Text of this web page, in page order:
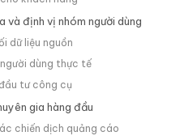
và định vị nhóm người dùng
dữ liệu nguồn
dùng thực tế
tư công cụ
gia hàng đầu
chiến dịch quảng cáo